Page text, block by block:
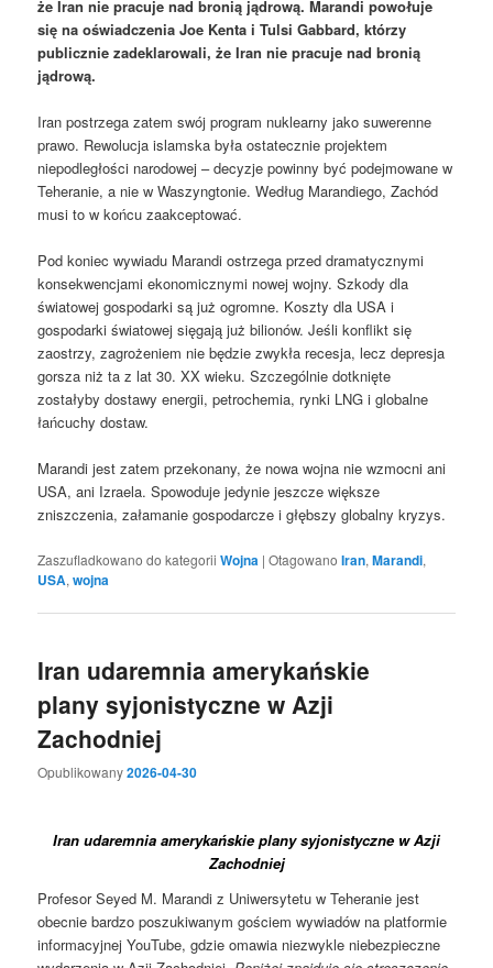
że Iran nie pracuje nad bronią jądrową. Marandi powołuje
się na oświadczenia Joe Kenta i Tulsi Gabbard, którzy
publicznie zadeklarowali, że Iran nie pracuje nad bronią
jądrową.
Iran postrzega zatem swój program nuklearny jako suwerenne
prawo. Rewolucja islamska była ostatecznie projektem
niepodległości narodowej – decyzje powinny być podejmowane w
Teheranie, a nie w Waszyngtonie. Według Marandiego, Zachód
musi to w końcu zaakceptować.
Pod koniec wywiadu Marandi ostrzega przed dramatycznymi
konsekwencjami ekonomicznymi nowej wojny. Szkody dla
światowej gospodarki są już ogromne. Koszty dla USA i
gospodarki światowej sięgają już bilionów. Jeśli konflikt się
zaostrzy, zagrożeniem nie będzie zwykła recesja, lecz depresja
gorsza niż ta z lat 30. XX wieku. Szczególnie dotknięte
zostałyby dostawy energii, petrochemia, rynki LNG i globalne
łańcuchy dostaw.
Marandi jest zatem przekonany, że nowa wojna nie wzmocni ani
USA, ani Izraela. Spowoduje jedynie jeszcze większe
zniszczenia, załamanie gospodarcze i głębszy globalny kryzys.
Zaszufladkowano do kategorii Wojna |Otagowano Iran,Marandi,
USA,wojna
Iran udaremnia amerykańskie
plany syjonistyczne w Azji
Zachodniej
Opublikowany2026-04-30
Iran udaremnia amerykańskie plany syjonistyczne w Azji
Zachodniej
Profesor Seyed M. Marandi z Uniwersytetu w Teheranie jest
obecnie bardzo poszukiwanym gościem wywiadów na platformie
informacyjnej YouTube, gdzie omawia niezwykle niebezpieczne